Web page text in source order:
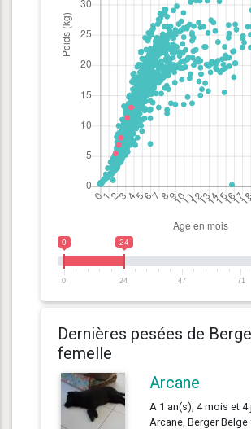
0 24
0 24 47 71
Dernières pesées de
femelle
Arcane
A 1 an(s), 4 mois et 4
Arcane, Berger Belge